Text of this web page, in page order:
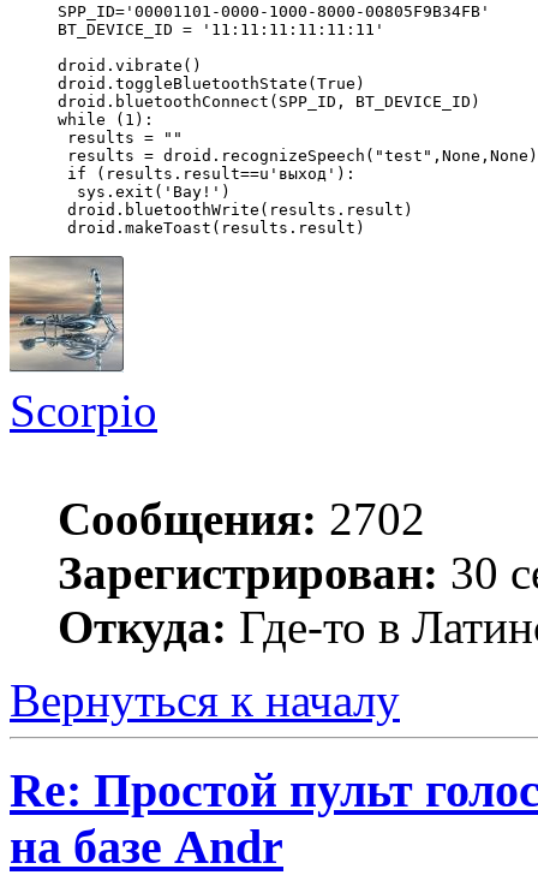
SPP_ID='00001101-0000-1000-8000-00805F9B34FB'
BT_DEVICE_ID = '11:11:11:11:11:11'
droid.vibrate()
droid.toggleBluetoothState(True)
droid.bluetoothConnect(SPP_ID, BT_DEVICE_ID)
while (1):
results = ""
results =
if (results.result==u'выход'):
sys.exit('Bay!')
droid.bluetoothWrite(results.result)
droid.makeToast(results.result)
Scorpio
Сообщения: 2702
Зарегистрирован: 30
Откуда: Где-то в
Вернуться к началу
Re: Простой пульт
на базе Andr